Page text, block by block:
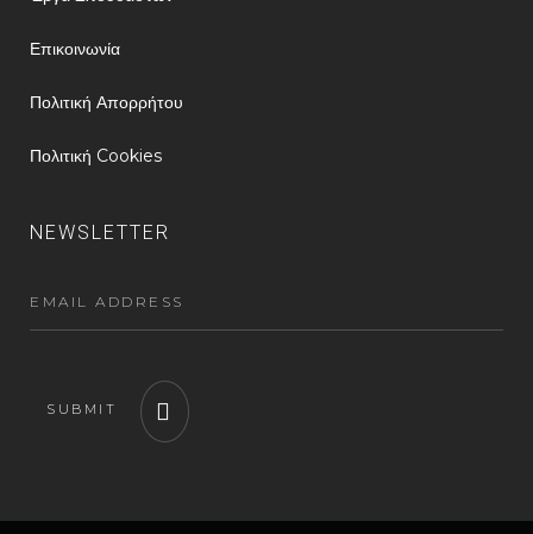
Επικοινωνία
Πολιτική Απορρήτου
Πολιτική Cookies
NEWSLETTER
SUBMIT